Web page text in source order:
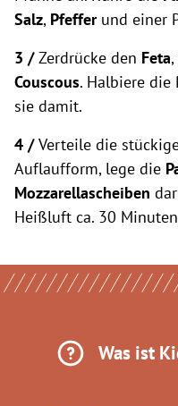
Salz, Pfeffer und einer
3 /Zerdrücke den Feta
Couscous. Halbiere die
sie damit.
4 /Verteile die
Auflaufform, lege die
Mozzarellascheiben
Heißluft ca. 30
Was ist